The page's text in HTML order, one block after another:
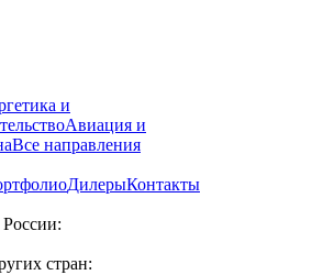
и
Авиация и
Все направления
ДилерыКонтакты
стран: